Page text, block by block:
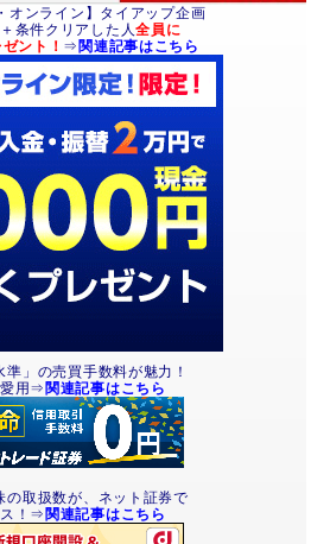
オンライン】タイアップ企画
条件クリアした人全員に
ント！ ⇒ 関連記事はこちら
準」の売買手数料が魅力！
用⇒ 関連記事はこちら
の取扱数が、ネット証券で
ス！⇒ 関連記事はこちら